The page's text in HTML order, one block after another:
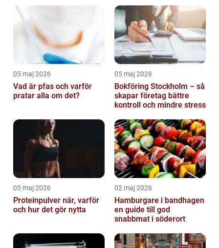
05 maj 2026
Vad är pfas och varför
pratar alla om det?
05 maj 2026
Bokföring Stockholm – så
skapar företag bättre
kontroll och mindre stress
05 maj 2026
Proteinpulver när, varför
och hur det gör nytta
02 maj 2026
Hamburgare i bandhagen
en guide till god
snabbmat i söderort